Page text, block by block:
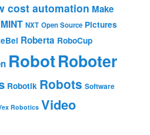
cost automation Make
MINT NXT Open Source Pictures
Roberta RoboCup
RobotRoboter
Robotik Robots Software
Robotics Video